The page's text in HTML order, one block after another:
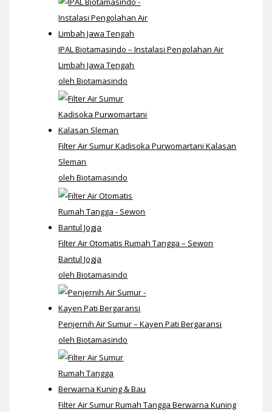
IPAL Biotamasindo – Instalasi Pengolahan Air
Limbah Jawa Tengah
oleh Biotamasindo
Filter Air Sumur Kadisoka Purwomartani Kalasan
Sleman
oleh Biotamasindo
Filter Air Otomatis Rumah Tangga – Sewon
Bantul Jogja
oleh Biotamasindo
Penjernih Air Sumur – Kayen Pati Bergaransi
oleh Biotamasindo
Filter Air Sumur Rumah Tangga Berwarna Kuning